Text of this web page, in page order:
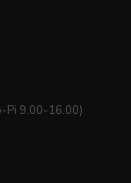
Pi 9.00-16.00)